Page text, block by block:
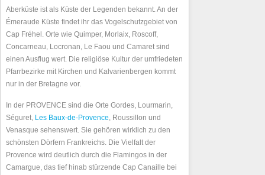
Aberküste ist als Küste der Legenden bekannt. An der
Émeraude Küste findet ihr das Vogelschutzgebiet von
Cap Fréhel. Orte wie Quimper, Morlaix, Roscoff,
Concarneau, Locronan, Le Faou und Camaret sind
einen Ausflug wert. Die religiöse Kultur der umfriedeten
Pfarrbezirke mit Kirchen und Kalvarienbergen kommt
nur in der Bretagne vor.
In der PROVENCE sind die Orte Gordes, Lourmarin,
Séguret, Les Baux-de-Provence, Roussillon und
Venasque sehenswert. Sie gehören wirklich zu den
schönsten Dörfern Frankreichs. Die Vielfalt der
Provence wird deutlich durch die Flamingos in der
Camargue, das tief hinab stürzende Cap Canaille bei